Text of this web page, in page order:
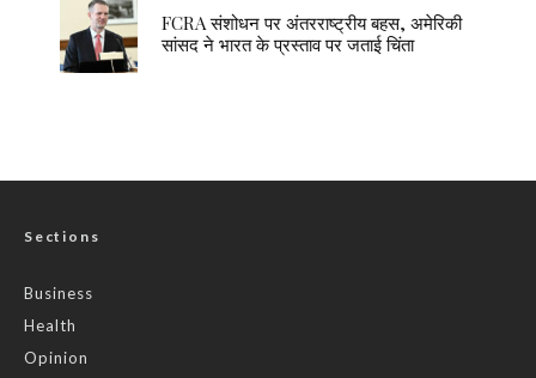
FCRA संशोधन पर अंतरराष्ट्रीय बहस, अमेरिकी
सांसद ने भारत के प्रस्ताव पर जताई चिंता
Sections
Business
Health
Opinion